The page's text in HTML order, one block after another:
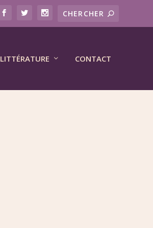
LITTÉRATURE CONTACT